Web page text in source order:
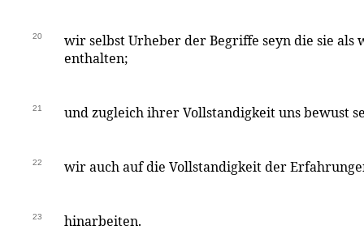
20
wir selbst Urheber der Begriffe seyn die sie als
enthalten;
21 und zugleich ihrer Vollstandigkeit uns bewust
22 wir auch auf die Vollstandigkeit der
23 hinarbeiten.